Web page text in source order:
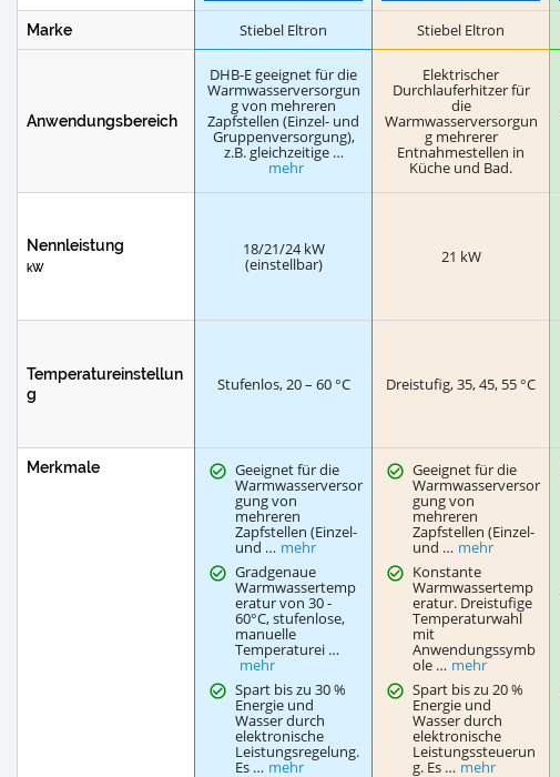
Marke Stiebel Eltron Stiebel Eltron
Anwendungsbereich
DHB-E geeignet für die
Warmwasserversorgun
g von mehreren
Zapfstellen (Einzel- und
Gruppenversorgung),
z.B. gleichzeitige …
mehr
Elektrischer
Durchlauferhitzer für
die
Warmwasserversorgun
g mehrerer
Entnahmestellen in
Küche und Bad.
Nennleistung
kW
18/21/24 kW
(einstellbar) 21 kW
Temperatureinstellun
g
Stufenlos, 20 – 60 °C Dreistufig, 35, 45, 55 °C
Merkmale Geeignet für die
Warmwasserversor
gung von
mehreren
Zapfstellen (Einzel-
und … mehr
Gradgenaue
Warmwassertemp
eratur von 30 -
60°C, stufenlose,
manuelle
Temperaturei …
mehr
Spart bis zu 30 %
Energie und
Wasser durch
elektronische
Leistungsregelung.
Es … mehr
Geeignet für die
Warmwasserversor
gung von
mehreren
Zapfstellen (Einzel-
und … mehr
Konstante
Warmwassertemp
eratur. Dreistufige
Temperaturwahl
mit
Anwendungssymb
ole … mehr
Spart bis zu 20 %
Energie und
Wasser durch
elektronische
Leistungssteuerun
g. Es … mehr